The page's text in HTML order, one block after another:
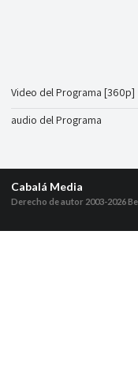
Video del Programa [360p]
audio del Programa
Cabalá Media
Derecho de autor 2003-2026